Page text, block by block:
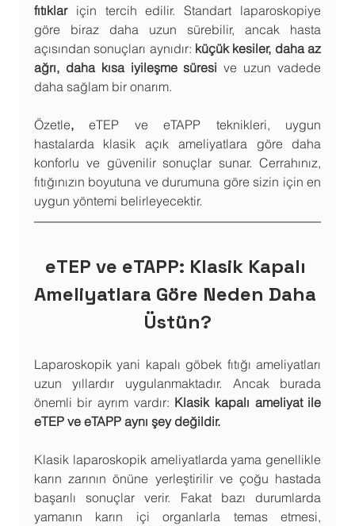
fıtıklar için tercih edilir. Standart laparoskopiye
göre biraz daha uzun sürebilir, ancak hasta
açısından sonuçları aynıdır: küçük kesiler, daha az
ağrı, daha kısa iyileşme süresi ve uzun vadede
daha sağlam bir onarım.
Özetle, eTEP ve eTAPP teknikleri, uygun
hastalarda klasik açık ameliyatlara göre daha
konforlu ve güvenilir sonuçlar sunar. Cerrahınız,
fıtığınızın boyutuna ve durumuna göre sizin için en
uygun yöntemi belirleyecektir.
eTEP ve eTAPP: Klasik Kapalı
Ameliyatlara Göre Neden Daha
Üstün?
Laparoskopik yani kapalı göbek fıtığı ameliyatları
uzun yıllardır uygulanmaktadır. Ancak burada
önemli bir ayrım vardır: Klasik kapalı ameliyat ile
eTEP ve eTAPP aynı şey değildir.
Klasik laparoskopik ameliyatlarda yama genellikle
karın zarının önüne yerleştirilir ve çoğu hastada
başarılı sonuçlar verir. Fakat bazı durumlarda
yamanın karın içi organlarla temas etmesi,